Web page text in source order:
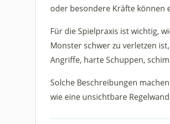
oder besondere Kräfte können
Für die Spielpraxis ist wichtig,
Monster schwer zu verletzen
Angriffe, harte Schuppen,
Solche Beschreibungen
wie eine unsichtbare